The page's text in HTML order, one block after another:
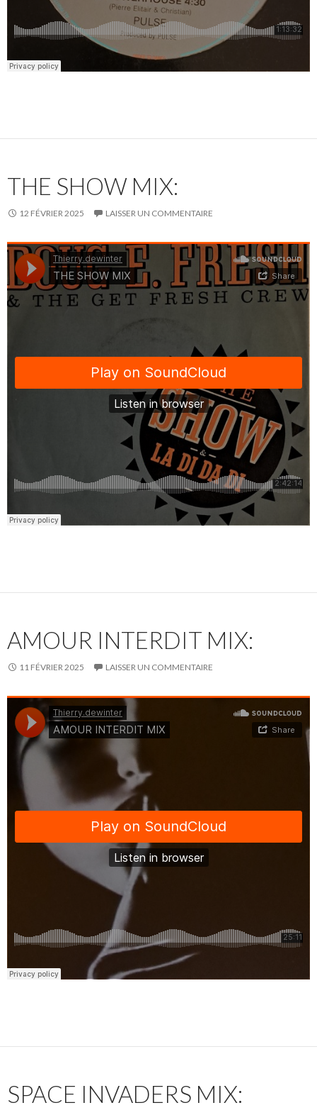
THE SHOW MIX:
12 FÉVRIER 2025 LAISSER UN COMMENTAIRE
AMOUR INTERDIT MIX:
11 FÉVRIER 2025 LAISSER UN COMMENTAIRE
SPACE INVADERS MIX: